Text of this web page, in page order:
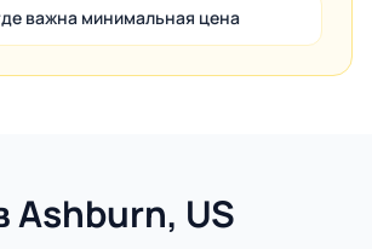
важна минимальная цена
Ashburn, US